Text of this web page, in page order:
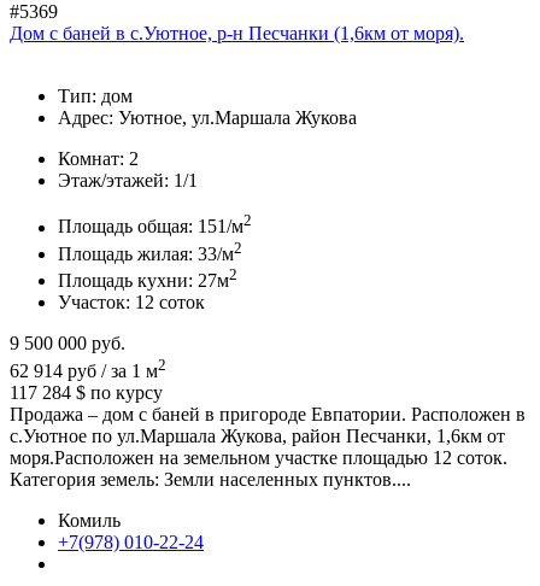
#5369
Дом с баней в с.Уютное, р-н Песчанки (1,6км от моря).
Тип: дом
Адрес: Уютное, ул.Маршала Жукова
Комнат: 2
Этаж/этажей: 1/1
Площадь общая: 151/м2
Площадь жилая: 33/м2
Площадь кухни: 27м2
Участок: 12 соток
9 500 000 руб.
62 914 руб / за 1 м2
117 284 $ по курсу
Продажа – дом с баней в пригороде Евпатории. Расположен в
с.Уютное по ул.Маршала Жукова, район Песчанки, 1,6км от
моря.Расположен на земельном участке площадью 12 соток.
Категория земель: Земли населенных пунктов....
Комиль
+7(978) 010-22-24